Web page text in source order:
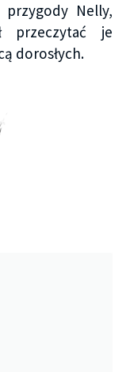
Nelly,
przeczytać je
dorosłych.